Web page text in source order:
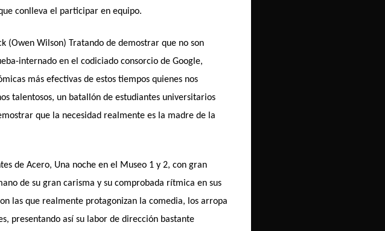
conlleva el participar en equipo.
(Owen Wilson) Tratando de demostrar que no son
internado en el codiciado consorcio de Google,
más efectivas de estos tiempos quienes nos
talentosos, un batallón de estudiantes universitarios
que la necesidad realmente es la madre de la
de Acero, Una noche en el Museo 1 y 2, con gran
de su gran carisma y su comprobada rítmica en sus
las que realmente protagonizan la comedia, los arropa
presentando así su labor de dirección bastante